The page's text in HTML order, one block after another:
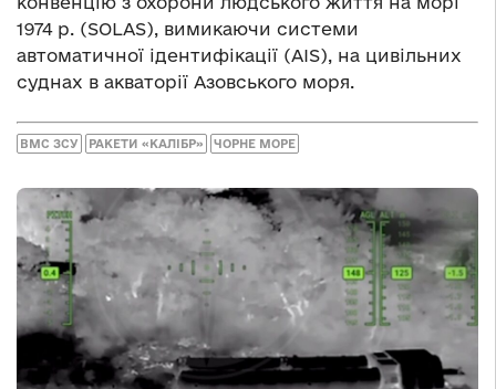
1974 р. (SOLAS), вимикаючи системи
автоматичної ідентифікації (AIS), на цивільних
суднах в акваторії Азовського моря.
ВМС ЗСУ РАКЕТИ «КАЛІБР» ЧОРНЕ МОРЕ